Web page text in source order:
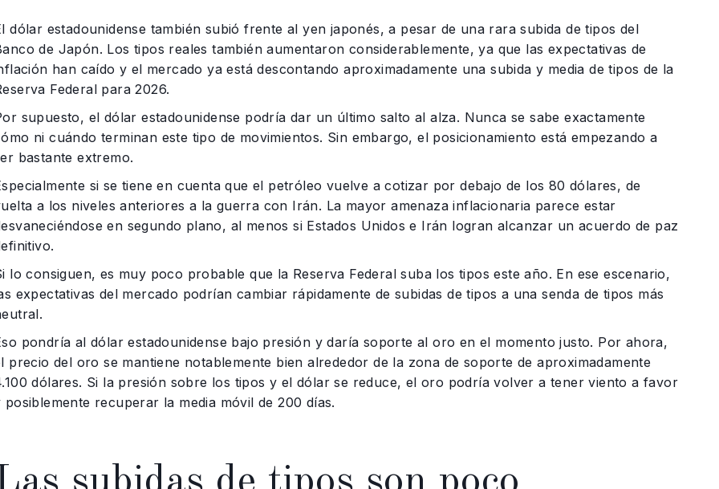
dólar estadounidense también subió frente al yen japonés, a pesar de una rara subida de tipos del
de Japón. Los tipos reales también aumentaron considerablemente, ya que las expectativas de
han caído y el mercado ya está descontando aproximadamente una subida y media de tipos de la
Federal para 2026.
supuesto, el dólar estadounidense podría dar un último salto al alza. Nunca se sabe exactamente
ni cuándo terminan este tipo de movimientos. Sin embargo, el posicionamiento está empezando a
bastante extremo.
si se tiene en cuenta que el petróleo vuelve a cotizar por debajo de los 80 dólares, de
a los niveles anteriores a la guerra con Irán. La mayor amenaza inflacionaria parece estar
en segundo plano, al menos si Estados Unidos e Irán logran alcanzar un acuerdo de paz
lo consiguen, es muy poco probable que la Reserva Federal suba los tipos este año. En ese escenario,
expectativas del mercado podrían cambiar rápidamente de subidas de tipos a una senda de tipos más
pondría al dólar estadounidense bajo presión y daría soporte al oro en el momento justo. Por ahora,
precio del oro se mantiene notablemente bien alrededor de la zona de soporte de aproximadamente
dólares. Si la presión sobre los tipos y el dólar se reduce, el oro podría volver a tener viento a favor
posiblemente recuperar la media móvil de 200 días.